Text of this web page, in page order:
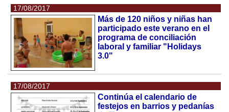
17/08/2017
Más de 120 niños y niñas han
participado este verano en el
programa de conciliación
laboral y familiar "Holidays
3.0"
17/08/2017
Continúa el calendario de
festejos en barrios y pedanías